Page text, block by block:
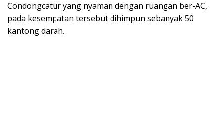
Condongcatur yang nyaman dengan ruangan ber-AC,
pada kesempatan tersebut dihimpun sebanyak 50
kantong darah.